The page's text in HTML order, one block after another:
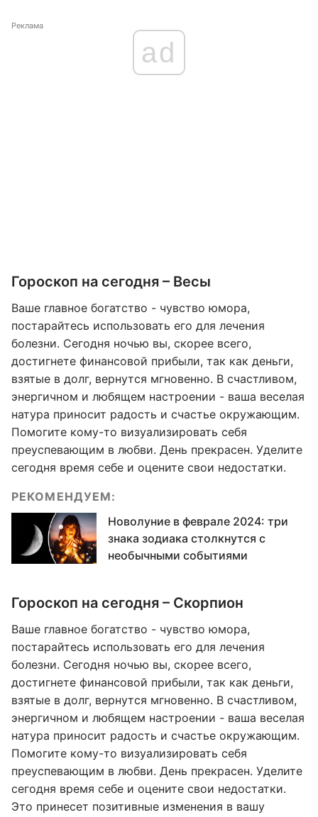
Реклама
ad
Гороскоп на сегодня – Весы
Ваше главное богатство - чувство юмора,
постарайтесь использовать его для лечения
болезни. Сегодня ночью вы, скорее всего,
достигнете финансовой прибыли, так как деньги,
взятые в долг, вернутся мгновенно. В счастливом,
энергичном и любящем настроении - ваша веселая
натура приносит радость и счастье окружающим.
Помогите кому-то визуализировать себя
преуспевающим в любви. День прекрасен. Уделите
сегодня время себе и оцените свои недостатки.
РЕКОМЕНДУЕМ:
Новолуние в феврале 2024: три
знака зодиака столкнутся с
необычными событиями
Гороскоп на сегодня – Скорпион
Ваше главное богатство - чувство юмора,
постарайтесь использовать его для лечения
болезни. Сегодня ночью вы, скорее всего,
достигнете финансовой прибыли, так как деньги,
взятые в долг, вернутся мгновенно. В счастливом,
энергичном и любящем настроении - ваша веселая
натура приносит радость и счастье окружающим.
Помогите кому-то визуализировать себя
преуспевающим в любви. День прекрасен. Уделите
сегодня время себе и оцените свои недостатки.
Это принесет позитивные изменения в вашу